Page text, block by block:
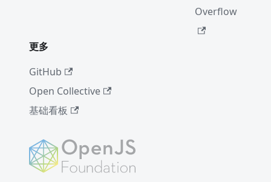
Overflow
更多
GitHub
Open Collective
基础看板